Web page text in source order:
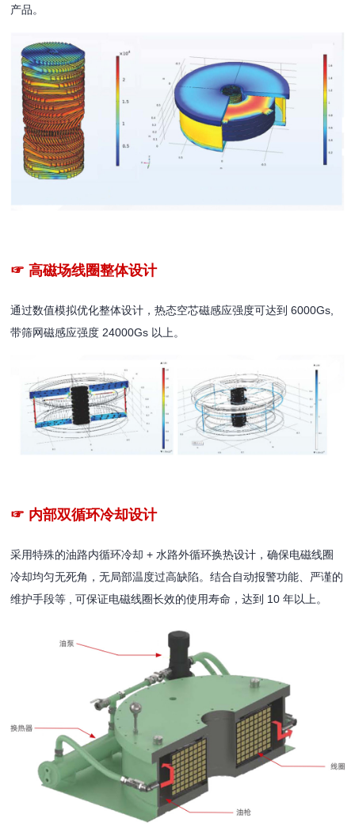
产品。
☞ 高磁场线圈整体设计
通过数值模拟优化整体设计，热态空芯磁感应强度可达到 6000Gs,
带筛网磁感应强度 24000Gs 以上。
☞ 内部双循环冷却设计
采用特殊的油路内循环冷却 + 水路外循环换热设计，确保电磁线圈
冷却均匀无死角，无局部温度过高缺陷。结合自动报警功能、严谨的
维护手段等 , 可保证电磁线圈长效的使用寿命，达到 10 年以上。